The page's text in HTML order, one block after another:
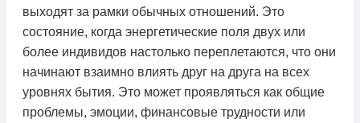
выходят за рамки обычных отношений. Это
состояние, когда энергетические поля двух или
более индивидов настолько переплетаются, что они
начинают взаимно влиять друг на друга на всех
уровнях бытия. Это может проявляться как общие
проблемы, эмоции, финансовые трудности или